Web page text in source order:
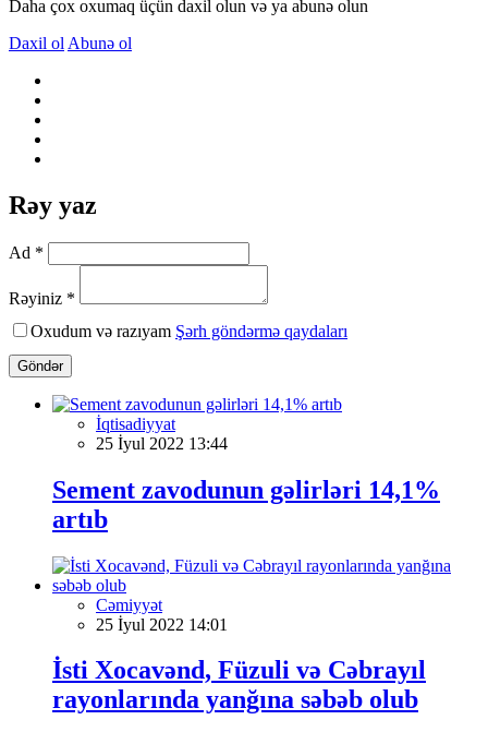
Daha çox oxumaq üçün daxil olun və ya abunə olun
Daxil ol Abunə ol
Rəy yaz
Ad *
Rəyiniz *
Oxudum və razıyam Şərh göndərmə qaydaları
Göndər
İqtisadiyyat
25 İyul 2022 13:44
Sement zavodunun gəlirləri 14,1%
artıb
Cəmiyyət
25 İyul 2022 14:01
İsti Xocavənd, Füzuli və Cəbrayıl
rayonlarında yanğına səbəb olub